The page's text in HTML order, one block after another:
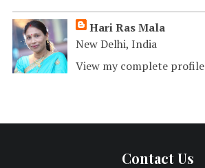
Hari Ras Mala
New Delhi, India
View my complete profile
Contact Us